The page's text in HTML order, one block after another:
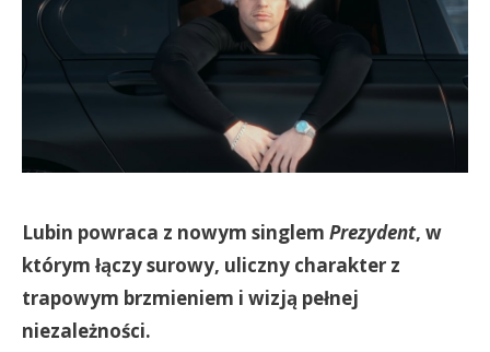
Lubin powraca z nowym singlem Prezydent, w
którym łączy surowy, uliczny charakter z
trapowym brzmieniem i wizją pełnej
niezależności.